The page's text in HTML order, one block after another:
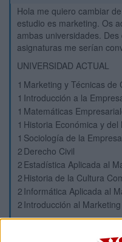
Hola me quiero cambiar
estudio es marketing. Os
ambas universidades.
asignaturas me serían
UNIVERSIDAD ACTUAL
1 Marketing y Técnicas de
1 Introducción a la
1 Matemáticas
1 Historia Económica y del
1 Sociología de la Empresa
2 Derecho Civil
2 Estadística Aplicada al
2 Historia de la Cultura
2 Informática Aplicada al
2 Introducción al Marketing
UNIVERSIDAD A LA QUE